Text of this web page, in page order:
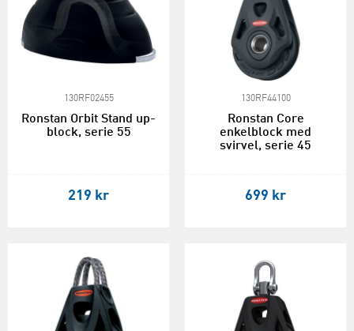
130RF02455
Ronstan Orbit Stand up-
block, serie 55
219 kr
130RF44100
Ronstan Core
enkelblock med
svirvel, serie 45
699 kr